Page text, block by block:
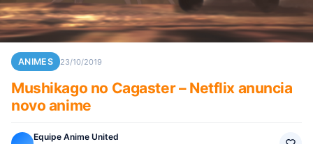
ANIMES 23/10/2019
Mushikago no Cagaster – Netflix anuncia
novo anime
Equipe Anime United